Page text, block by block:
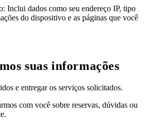
Inclui dados como seu endereço IP, tipo
do dispositivo e as páginas que você
suas informações
e entregar os serviços solicitados.
com você sobre reservas, dúvidas ou